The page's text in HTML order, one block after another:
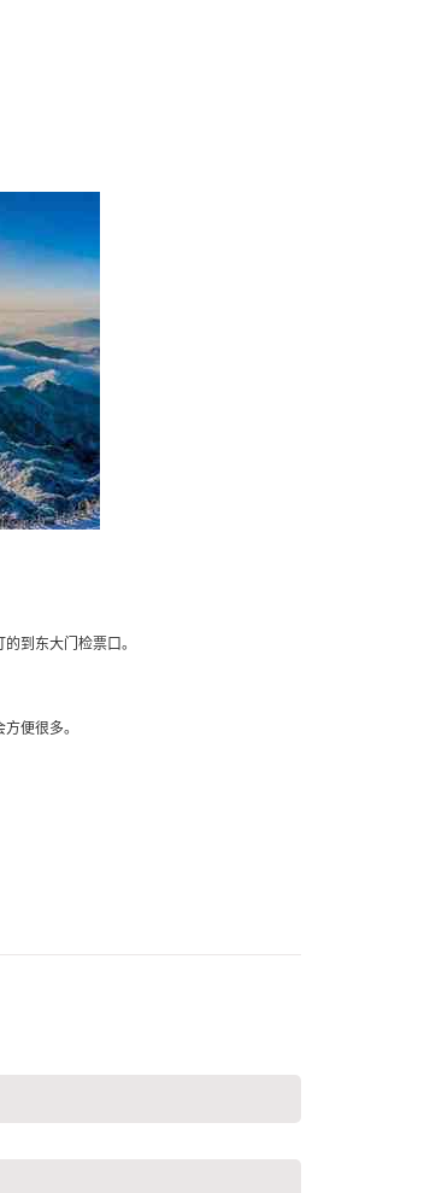
到东大门检票口。
便很多。